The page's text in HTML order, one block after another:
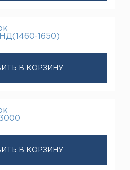
1650)
В КОРЗИНУ
В КОРЗИНУ